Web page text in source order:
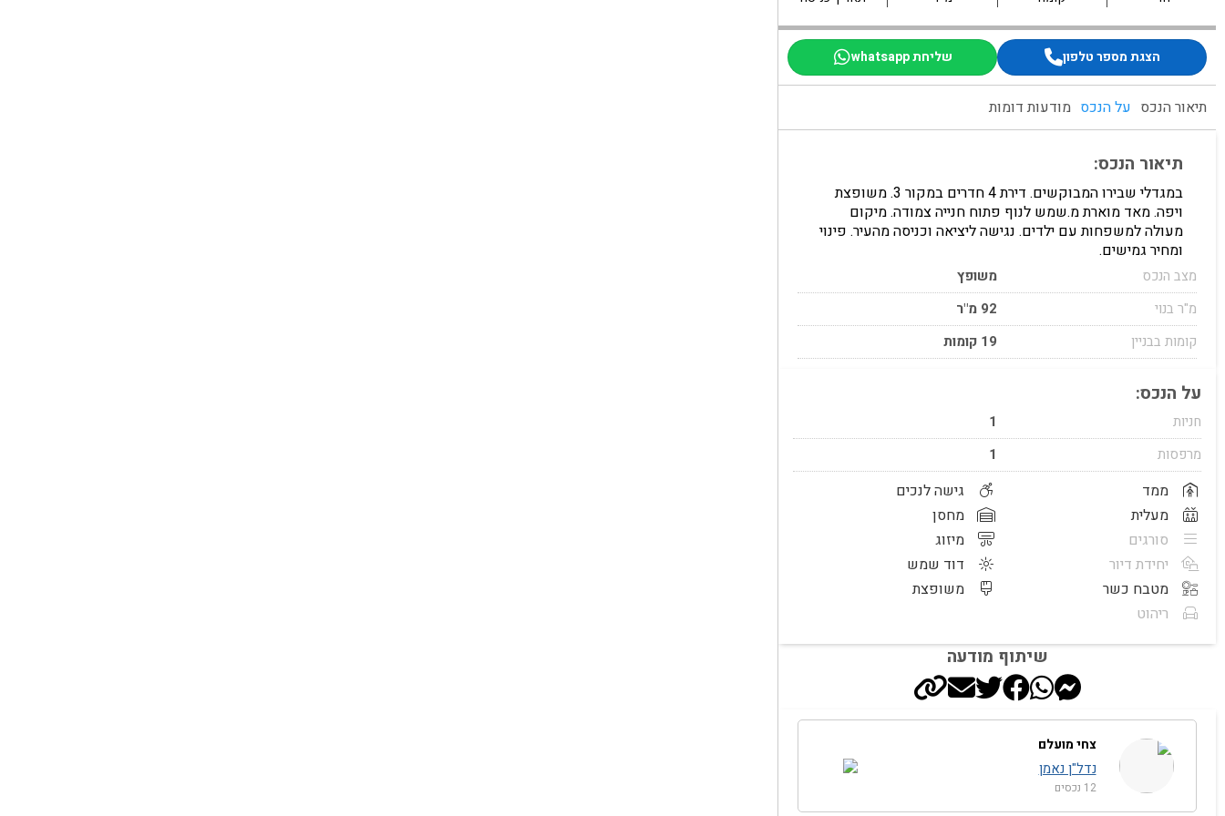
הצגת מספר טלפון שליחת whatsapp
תיאור הנכס על הנכס מודעות דומות
תיאור הנכס:
במגדלי שבירו המבוקשים. דירת 4 חדרים במקור 3. משופצת
ויפה. מאד מוארת מ.שמש לנוף פתוח חנייה צמודה. מיקום
מעולה למשפחות עם ילדים. נגישה ליציאה וכניסה מהעיר. פינוי
ומחיר גמישים.
מצב הנכס
משופץ
מ"ר בנוי
92 מ"ר
קומות בבניין
19 קומות
על הנכס:
חניות
1
מרפסות
1
ממד
מעלית
סורגים
יחידת דיור
מטבח כשר
ריהוט
גישה לנכים
מחסן
מיזוג
דוד שמש
משופצת
שיתוף מודעה
צחי מועלם
נדל"ן נאמן
12 נכסים